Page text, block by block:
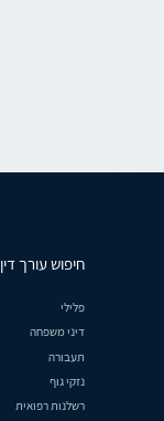
חיפוש עורך דין
פלילי
דיני משפחה
תעבורה
נזקי גוף
רשלנות רפואית